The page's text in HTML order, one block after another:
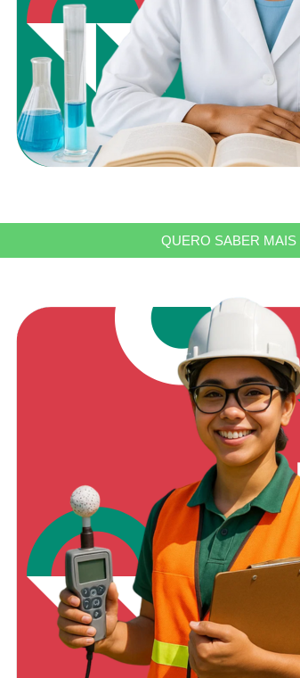
QUERO SABER MAIS